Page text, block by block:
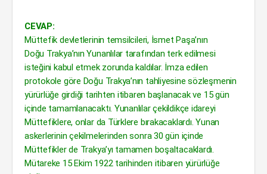
CEVAP:
Müttefik devletlerinin temsilcileri, İsmet Paşa’nın
Doğu Trakya’nın Yunanlılar tarafından terk edilmesi
isteğini kabul etmek zorunda kaldılar. İmza edilen
protokole göre Doğu Trakya’nın tahliyesine sözleşmenin
yürürlüğe girdiği tarihten itibaren başlanacak ve 15 gün
içinde tamamlanacaktı. Yunanlılar çekildikçe idareyi
Müttefiklere, onlar da Türklere bırakacaklardı. Yunan
askerlerinin çekilmelerinden sonra 30 gün içinde
Müttefikler de Trakya’yı tamamen boşaltacaklardı.
Mütareke 15 Ekim 1922 tarihinden itibaren yürürlüğe